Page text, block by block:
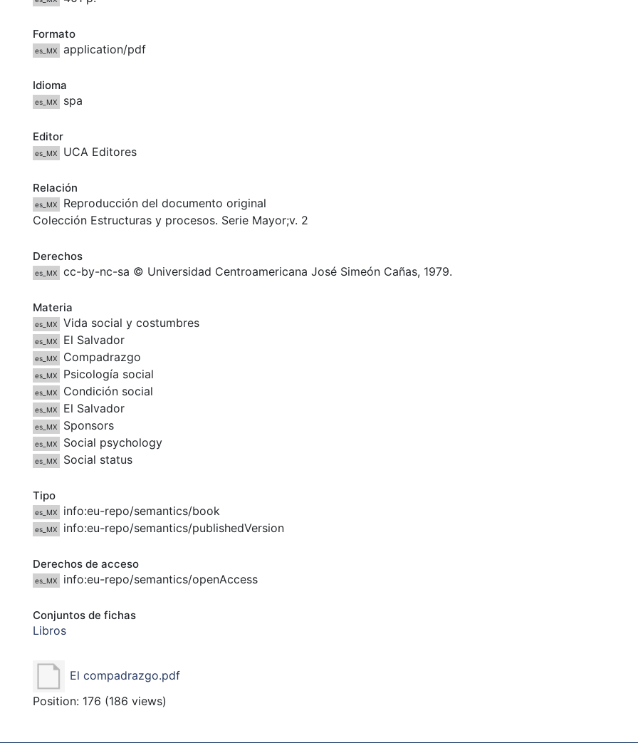
Formato
es_MX application/pdf
Idioma
es_MX spa
Editor
es_MX UCA Editores
Relación
es_MX
Reproducción del documento original
Colección Estructuras y procesos. Serie Mayor;v. 2
Derechos
es_MX cc-by-nc-sa © Universidad Centroamericana José Simeón Cañas, 1979.
Materia
es_MX Vida social y costumbres
es_MX El Salvador
es_MX Compadrazgo
es_MX Psicología social
es_MX Condición social
es_MX El Salvador
es_MX Sponsors
es_MX Social psychology
es_MX Social status
Tipo
es_MX info:eu-repo/semantics/book
es_MX info:eu-repo/semantics/publishedVersion
Derechos de acceso
es_MX info:eu-repo/semantics/openAccess
Conjuntos de fichas
Libros
El compadrazgo.pdf
Position: 176 (186 views)